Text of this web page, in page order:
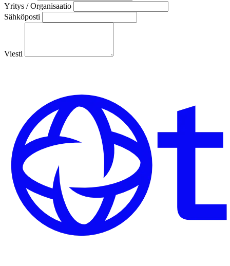
Yritys / Organisaatio
Sähköposti
Viesti